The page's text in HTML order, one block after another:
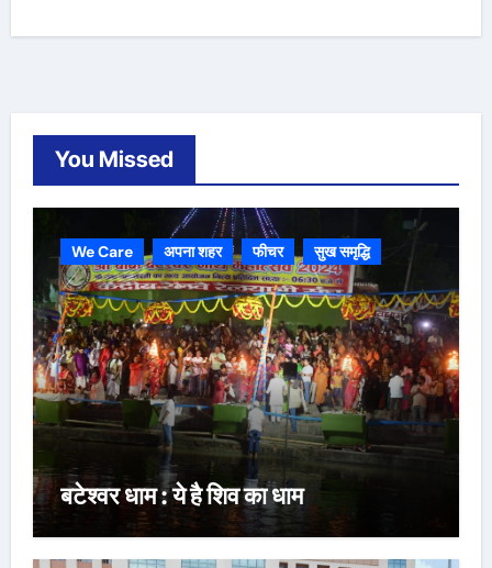
You Missed
We Care अपना शहर फीचर सुख समृद्धि
बटेश्वर धाम : ये है शिव का धाम